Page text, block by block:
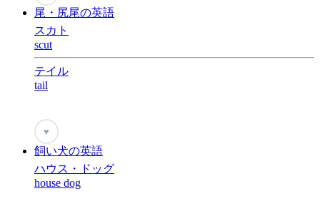
尾・尻尾の英語
スカト
scut
テイル
tail
♥
飼い犬の英語
ハウス・ドッグ
house dog